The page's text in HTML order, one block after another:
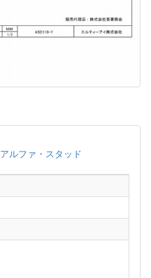
アルファ・スタッド